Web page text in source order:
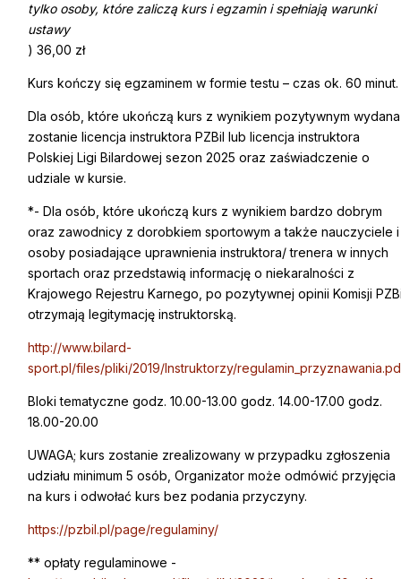
tylko osoby, które zaliczą kurs i egzamin i spełniają warunki
ustawy
) 36,00 zł
Kurs kończy się egzaminem w formie testu – czas ok. 60 minut.
Dla osób, które ukończą kurs z wynikiem pozytywnym wydana
zostanie licencja instruktora PZBil lub licencja instruktora
Polskiej Ligi Bilardowej sezon 2025 oraz zaświadczenie o
udziale w kursie.
*- Dla osób, które ukończą kurs z wynikiem bardzo dobrym
oraz zawodnicy z dorobkiem sportowym a także nauczyciele i
osoby posiadające uprawnienia instruktora/ trenera w innych
sportach oraz przedstawią informację o niekaralności z
Krajowego Rejestru Karnego, po pozytywnej opinii Komisji
otrzymają legitymację instruktorską.
http://www.bilard-
sport.pl/files/pliki/2019/Instruktorzy/
Bloki tematyczne godz. 10.00-13.00 godz. 14.00-17.00 godz.
18.00-20.00
UWAGA; kurs zostanie zrealizowany w przypadku zgłoszenia
udziału minimum 5 osób, Organizator może odmówić przyjęcia
na kurs i odwołać kurs bez podania przyczyny.
https://pzbil.pl/page/regulaminy/
** opłaty regulaminowe -